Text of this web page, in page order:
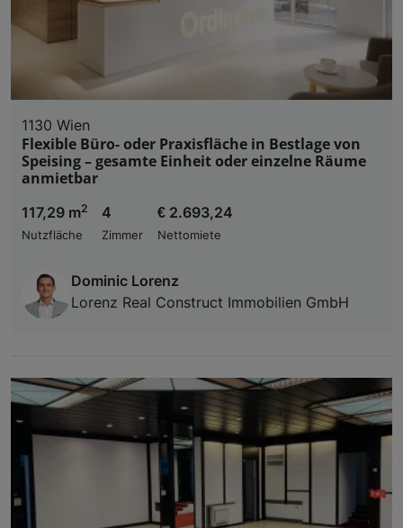
1130 Wien
Flexible Büro- oder Praxisfläche in Bestlage von
Speising – gesamte Einheit oder einzelne Räume
anmietbar
117,29 m2
Nutzfläche
4
Zimmer
€ 2.693,24
Nettomiete
Dominic Lorenz
Lorenz Real Construct Immobilien GmbH